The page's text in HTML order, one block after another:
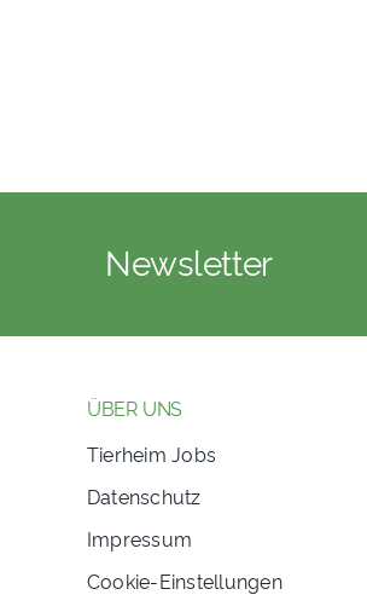
Newsletter
ÜBER UNS
Tierheim Jobs
Datenschutz
Impressum
Cookie-Einstellungen